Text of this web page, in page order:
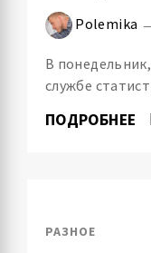
Polemika
В
службе
ПОДРОБНЕЕ
РАЗНОЕ